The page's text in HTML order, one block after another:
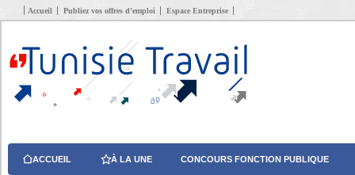
Accueil Publiez vos offres d’emploi Espace Entreprise
ACCUEIL À LA UNE CONCOURS FONCTION PUBLIQUE